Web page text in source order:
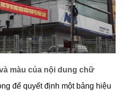
màu của nội dung chữ
để quyết định một bảng hiệu